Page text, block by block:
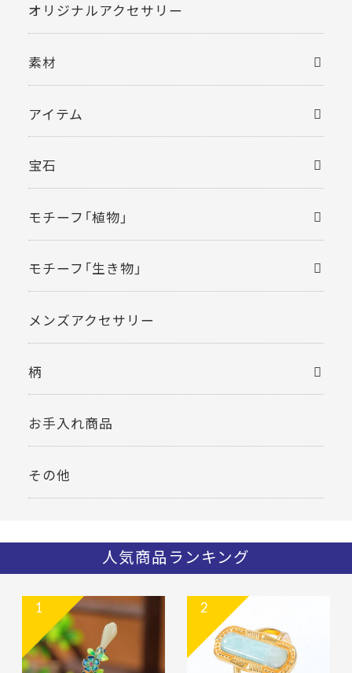
オリジナルアクセサリー
素材
アイテム
宝石
モチーフ「植物」
モチーフ「生き物」
メンズアクセサリー
柄
お手入れ商品
その他
人気商品ランキング
1 2